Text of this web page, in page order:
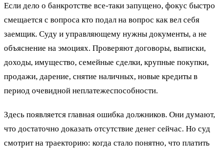
Если дело о банкротстве все-таки запущено, фокус быстро
смещается с вопроса кто подал на вопрос как вел себя
заемщик. Суду и управляющему нужны документы, а не
объяснение на эмоциях. Проверяют договоры, выписки,
доходы, имущество, семейные сделки, крупные покупки,
продажи, дарение, снятие наличных, новые кредиты в
период очевидной неплатежеспособности.
Здесь появляется главная ошибка должников. Они думают,
что достаточно доказать отсутствие денег сейчас. Но суд
смотрит на траекторию: когда стало понятно, что платить